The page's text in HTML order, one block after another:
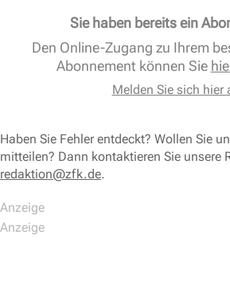
Sie haben bereits ein
Den Online-Zugang zu Ihrem
Abonnement können Sie
Melden Sie sich hier
Haben Sie Fehler entdeckt? Wollen Sie
mitteilen? Dann kontaktieren Sie unsere
redaktion@zfk.de.